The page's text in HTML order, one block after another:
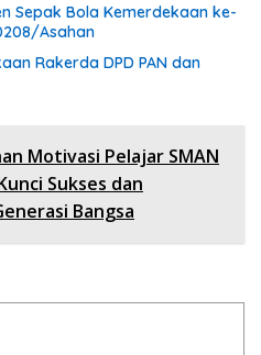
Sepak Bola Kemerdekaan ke-
Asahan
Rakerda DPD PAN dan
Motivasi Pelajar SMAN
Sukses dan
Bangsa